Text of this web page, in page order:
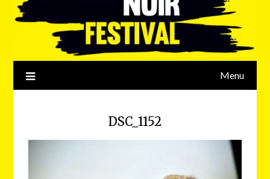
Menu
DSC_1152